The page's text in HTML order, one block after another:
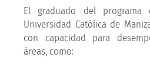
El graduado del
Universidad Católica de
con capacidad para
áreas, como: